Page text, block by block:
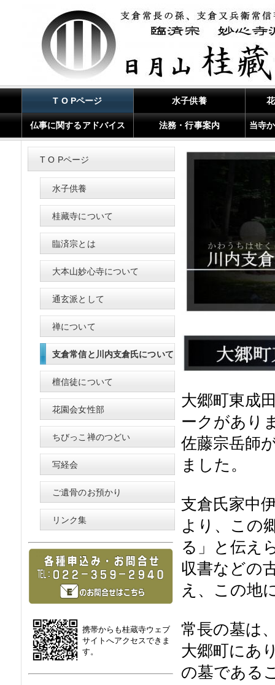
T O Pページ 水子供養
仏事に関するアドバイス 法務・行事案内 当寺
大郷町東成
ークがあり
佐藤宗岳師
ました。
支倉氏家中
より、この
る」と伝え
収書などの
え、この地
常長の墓は
大郷町にあ
の墓である
T O Pページ
水子供養
桂藏寺について
臨済宗とは
大本山妙心寺について
通玄派として
禅について
支倉常信と川内支倉氏について
檀信徒について
花園会女性部
ちびっこ禅のつどい
写経会
ご遺骨のお預かり
リンク集
携帯からも桂蔵寺ウェブ
サイトへアクセスできま
す。